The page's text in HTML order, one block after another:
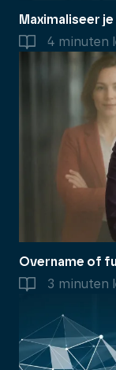
4 minuten
3 minuten